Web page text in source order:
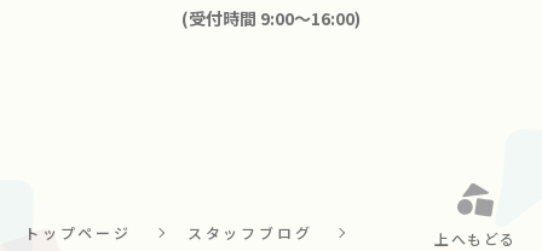
(受付時間 9:00〜16:00)
トップページ スタッフブログ 上へもどる